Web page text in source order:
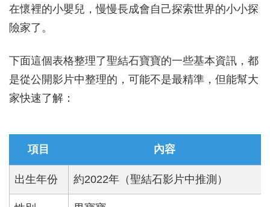
在懷裡的小嬰兒，慢慢長成會自己探索世界的小小探
險家了。
下面這個表格整理了聖結石寶寶的一些基本資訊，都
是從公開影片中整理的，可能不是最精準，但能幫大
家快速了解：
項目 內容
出生年份 約2022年（聖結石影片中推測）